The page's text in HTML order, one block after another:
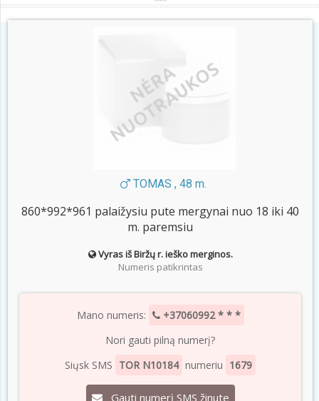
TOMAS , 48 m.
860*992*961 palaižysiu pute mergynai nuo 18 iki 40
m. paremsiu
Vyras iš Biržų r. ieško merginos.
Numeris patikrintas
Mano numeris:
+37060992 * * *
Nori gauti pilną numerį?
Siųsk SMS TOR N10184 numeriu 1679
Gauti numerį SMS žinute